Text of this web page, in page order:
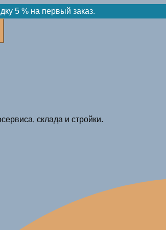
5 % на первый заказ.
склада и стройки.